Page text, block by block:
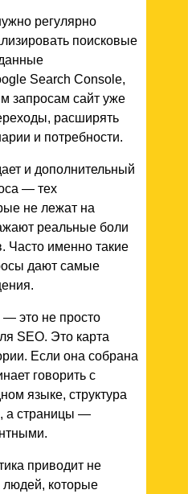
регулярно
поисковые
Search Console,
запросам сайт уже
расширять
и потребности.
и дополнительный
— тех
не лежат на
реальные боли
Часто именно такие
дают самые
это не просто
SEO. Это карта
Если она собрана
говорить с
языке, структура
а страницы —
приводит не
людей, которые